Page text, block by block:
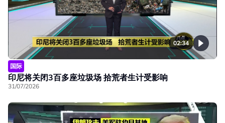
02:34
国际
印尼将关闭3百多座垃圾场 拾荒者生计受影响
31/07/2026